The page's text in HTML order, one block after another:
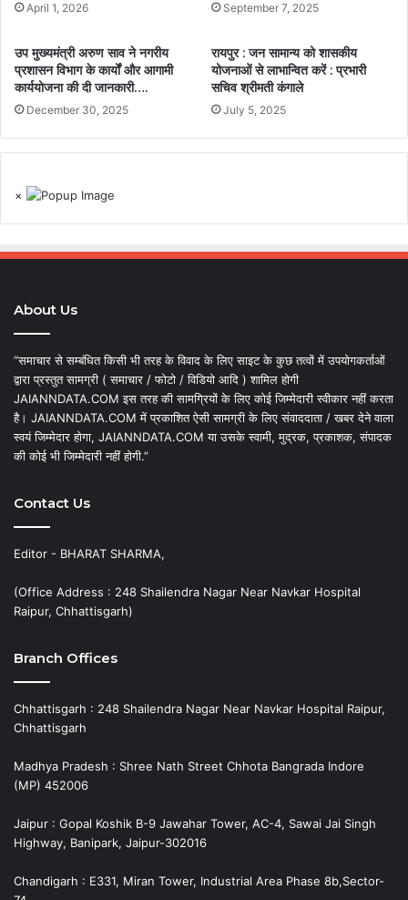
April 1, 2026 September 7, 2025
उप मुख्यमंत्री अरुण साव ने नगरीय
प्रशासन विभाग के कार्यों और आगामी
कार्ययोजना की दी जानकारी….
December 30, 2025
रायपुर : जन सामान्य को शासकीय
योजनाओं से लाभान्वित करें : प्रभारी
सचिव श्रीमती कंगाले
July 5, 2025
×
About Us
“समाचार से सम्बंधित किसी भी तरह के विवाद के लिए साइट के कुछ तत्वों में उपयोगकर्ताओं
द्वारा प्रस्तुत सामग्री ( समाचार / फोटो / विडियो आदि ) शामिल होगी
JAIANNDATA.COM इस तरह की सामग्रियों के लिए कोई जिम्मेदारी स्वीकार नहीं करता
है। JAIANNDATA.COM में प्रकाशित ऐसी सामग्री के लिए संवाददाता / खबर देने वाला
स्वयं जिम्मेदार होगा, JAIANNDATA.COM या उसके स्वामी, मुद्रक, प्रकाशक, संपादक
की कोई भी जिम्मेदारी नहीं होगी.”
Contact Us
Editor - BHARAT SHARMA,
(Office Address : 248 Shailendra Nagar Near Navkar Hospital
Raipur, Chhattisgarh)
Branch Offices
Chhattisgarh : 248 Shailendra Nagar Near Navkar Hospital Raipur,
Chhattisgarh
Madhya Pradesh : Shree Nath Street Chhota Bangrada Indore
(MP) 452006
Jaipur : Gopal Koshik B-9 Jawahar Tower, AC-4, Sawai Jai Singh
Highway, Banipark, Jaipur-302016
Chandigarh : E331, Miran Tower, Industrial Area Phase 8b,Sector-